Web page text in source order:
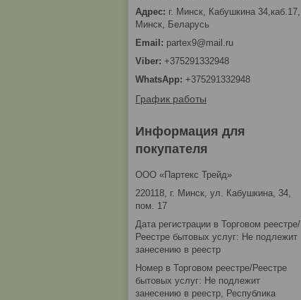
г. Минск, Кабушкина 34,каб.17,
Минск, Беларусь
partex9@mail.ru
+375291332948
+375291332948
График работы
Информация для
покупателя
ООО «Партекс Трейд»
220118, г. Минск, ул. Кабушкина, 34,
пом. 17
Дата регистрации в Торговом реестре/
Реестре бытовых услуг: Не подлежит
занесению в реестр
Номер в Торговом реестре/Реестре
бытовых услуг: Не подлежит
занесению в реестр, Республика